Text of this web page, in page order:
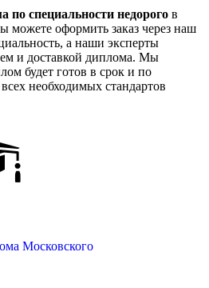
по специальности недорого в
можете оформить заказ через наш
а наши эксперты
и доставкой диплома. Мы
будет готов в срок и по
необходимых стандартов
Московского